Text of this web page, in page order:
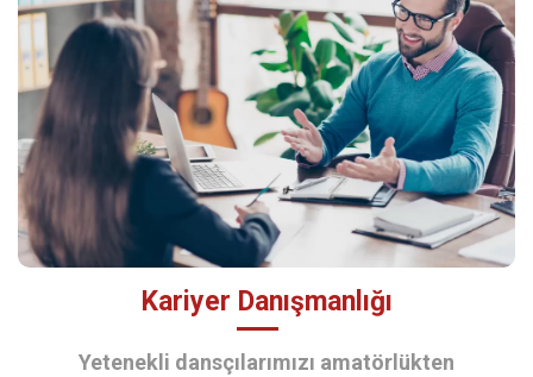
Kariyer Danışmanlığı
Yetenekli dansçılarımızı amatörlükten